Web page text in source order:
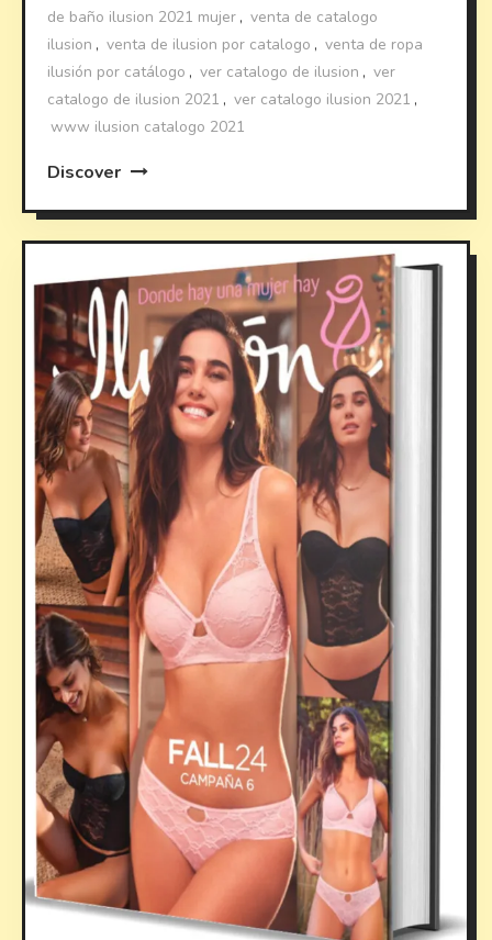
de baño ilusion 2021 mujer , venta de catalogo
ilusion , venta de ilusion por catalogo , venta de ropa
ilusión por catálogo , ver catalogo de ilusion , ver
catalogo de ilusion 2021 , ver catalogo ilusion 2021 ,
www ilusion catalogo 2021
Discover